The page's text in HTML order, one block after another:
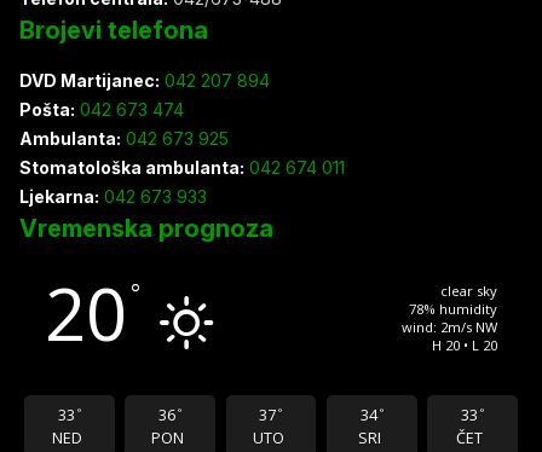
Brojevi telefona
DVD Martijanec: 042 207 894
Pošta: 042 673 474
Ambulanta: 042 673 925
Stomatološka ambulanta: 042 674 011
Ljekarna: 042 673 933
Vremenska prognoza
20 °
clear sky
78% humidity
wind: 2m/s NW
H 20 • L 20
33 °
NED
36 °
PON
37 °
UTO
34 °
SRI
33 °
ČET